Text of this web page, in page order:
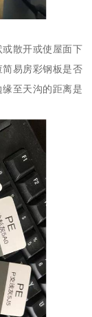
散开或使屋面下
易房彩钢板是否
至天沟的距离是